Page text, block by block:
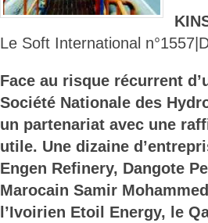
Le Soft International
Face au risque récurrent
Société Nationale des
un partenariat avec une
utile. Une dizaine
Engen Refinery, Dangote
Marocain Samir
l’Ivoirien Etoil Energy, le